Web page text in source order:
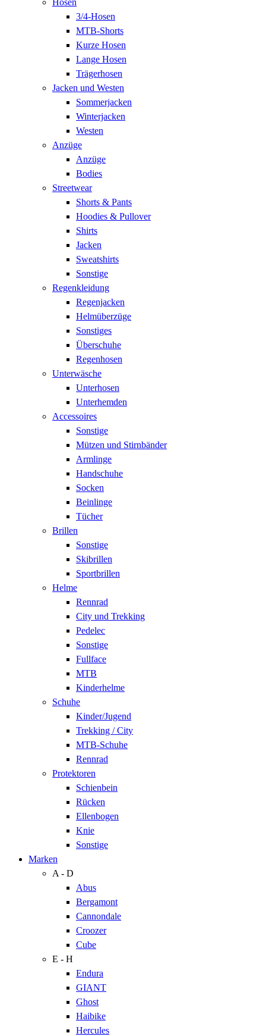
3/4-Hosen
MTB-Shorts
Kurze Hosen
Lange Hosen
Trägerhosen
Jacken und Westen
Sommerjacken
Winterjacken
Westen
Anzüge
Anzüge
Bodies
Streetwear
Shorts & Pants
Hoodies & Pullover
Shirts
Jacken
Sweatshirts
Sonstige
Regenkleidung
Regenjacken
Helmüberzüge
Sonstiges
Überschuhe
Regenhosen
Unterwäsche
Unterhosen
Unterhemden
Accessoires
Sonstige
Mützen und Stirnbänder
Armlinge
Handschuhe
Socken
Beinlinge
Tücher
Brillen
Sonstige
Skibrillen
Sportbrillen
Helme
Rennrad
City und Trekking
Pedelec
Sonstige
Fullface
MTB
Kinderhelme
Schuhe
Kinder/Jugend
Trekking / City
MTB-Schuhe
Rennrad
Protektoren
Schienbein
Rücken
Ellenbogen
Knie
Sonstige
Marken
A - D
Abus
Bergamont
Cannondale
Croozer
Cube
E - H
Endura
GIANT
Ghost
Haibike
Hercules